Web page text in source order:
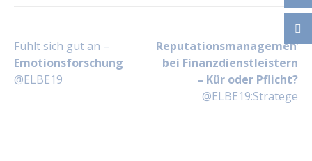
Beitragsnavigation
Fühlt sich gut an –
Emotionsforschung
@ELBE19
Reputationsmanagement
bei Finanzdienstleistern
– Kür oder Pflicht?
@ELBE19:Stratege